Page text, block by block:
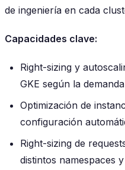
de ingeniería en cada
Capacidades clave:
Right-sizing y
GKE según la
Optimización de
configuración
Right-sizing de
distintos namespaces